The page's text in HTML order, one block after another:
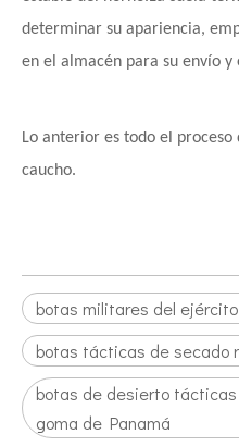
determinar su apariencia,
en el almacén para su envío y
Lo anterior es todo el proceso
caucho.
botas militares del
botas tácticas de secado
botas de desierto
goma de Panamá